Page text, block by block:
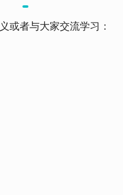
或者与大家交流学习：